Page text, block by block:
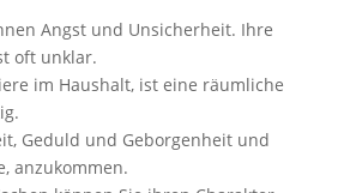
Angst und Unsicherheit. Ihre
oft unklar.
im Haushalt, ist eine räumliche
Geduld und Geborgenheit und
anzukommen.